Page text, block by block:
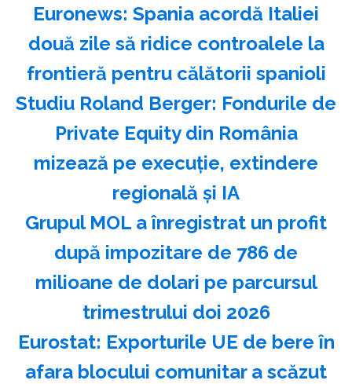
Euronews: Spania acordă Italiei
două zile să ridice controalele la
frontieră pentru călătorii spanioli
Studiu Roland Berger: Fondurile de
Private Equity din România
mizează pe execuţie, extindere
regională şi IA
Grupul MOL a înregistrat un profit
după impozitare de 786 de
milioane de dolari pe parcursul
trimestrului doi 2026
Eurostat: Exporturile UE de bere în
afara blocului comunitar a scăzut